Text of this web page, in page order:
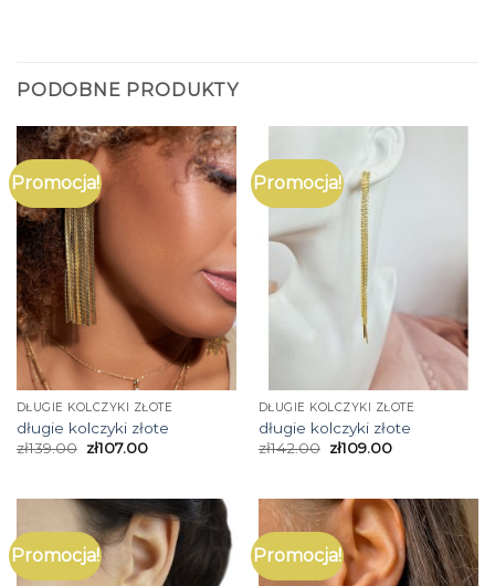
PODOBNE PRODUKTY
Promocja!
DŁUGIE KOLCZYKI ZŁOTE
długie kolczyki złote
zł139.00 zł107.00
Promocja!
DŁUGIE KOLCZYKI ZŁOTE
długie kolczyki złote
zł142.00 zł109.00
Promocja! Promocja!